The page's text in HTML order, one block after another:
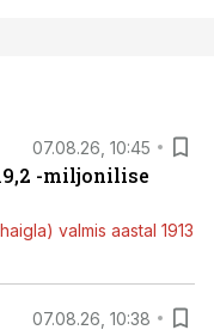
07.08.26, 10:45
-miljonilise
valmis aastal 1913
07.08.26, 10:38